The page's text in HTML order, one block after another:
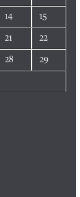
14 15
21 22
28 29